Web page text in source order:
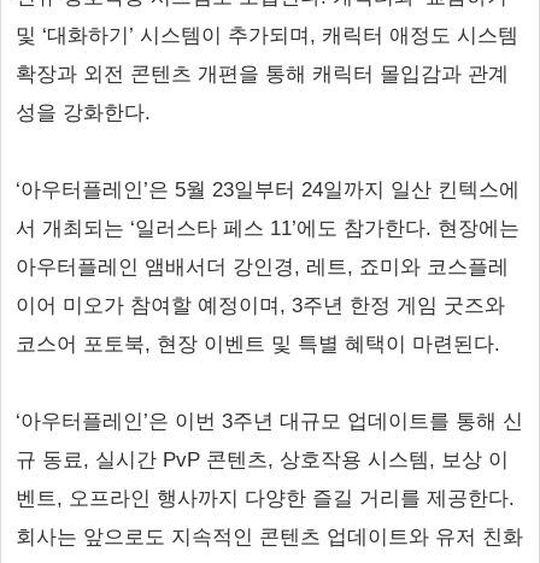
및 ‘대화하기’ 시스템이 추가되며, 캐릭터 애정도 시스템
확장과 외전 콘텐츠 개편을 통해 캐릭터 몰입감과 관계
성을 강화한다.
‘아우터플레인’은 5월 23일부터 24일까지 일산 킨텍스에
서 개최되는 ‘일러스타 페스 11’에도 참가한다. 현장에는
아우터플레인 앰배서더 강인경, 레트, 죠미와 코스플레
이어 미오가 참여할 예정이며, 3주년 한정 게임 굿즈와
코스어 포토북, 현장 이벤트 및 특별 혜택이 마련된다.
‘아우터플레인’은 이번 3주년 대규모 업데이트를 통해 신
규 동료, 실시간 PvP 콘텐츠, 상호작용 시스템, 보상 이
벤트, 오프라인 행사까지 다양한 즐길 거리를 제공한다.
회사는 앞으로도 지속적인 콘텐츠 업데이트와 유저 친화